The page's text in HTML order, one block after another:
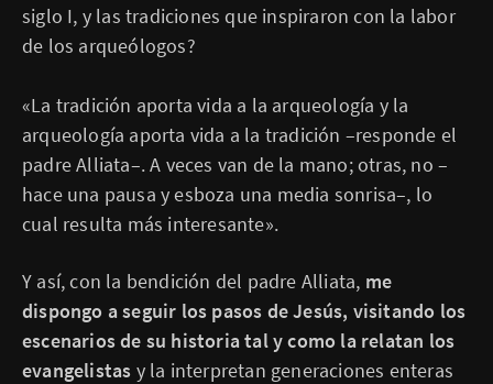
siglo I, y las tradiciones que inspiraron con la labor
de los arqueólogos?
«La tradición aporta vida a la arqueología y la
arqueología aporta vida a la tradición –responde el
padre Alliata–. A veces van de la mano; otras, no –
hace una pausa y esboza una media sonrisa–, lo
cual resulta más interesante».
Y así, con la bendición del padre Alliata, me
dispongo a seguir los pasos de Jesús, visitando los
escenarios de su historia tal y como la relatan los
evangelistas y la interpretan generaciones enteras